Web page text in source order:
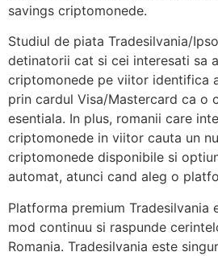
savings criptomonede.
Studiul de piata Tradesilvania/
detinatorii cat si cei interesati sa
criptomonede pe viitor identifica
prin cardul Visa/Mastercard ca o
esentiala. In plus, romanii care
criptomonede in viitor cauta un
criptomonede disponibile si
automat, atunci cand aleg o
Platforma premium Tradesilvania
mod continuu si raspunde
Romania. Tradesilvania este